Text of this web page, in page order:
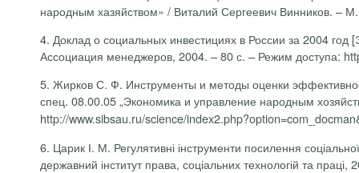
народным хазяйством» / Виталий Сергеевич Винников. –
4. Доклад о социальных инвестициях в России за 2004 год
Ассоциация менеджеров, 2004. –80 с. – Режим доступа:
5. Жирков С. Ф. Инструменты и методы оценки
спец. 08.00.05 „Экономика и управление народным
http://www.sibsau.ru/science/
6. Царик І. М. Регулятивні інструменти посилення
державний інститут права, соціальних технологій та праці,